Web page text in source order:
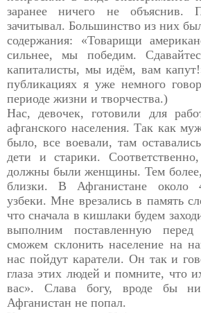
заранее ничего не объяснив.
зачитывал. Большинство из них
содержания: «Товарищи
сильнее, мы победим.
капиталисты, мы идём, вам
публикациях я уже немного
периоде жизни и творчества.)
Нас, девочек, готовили для
афганского населения. Так как
было, все воевали, там
дети и старики.
должны были женщины. Тем
близки. В Афганистане около
узбеки. Мне врезались в память
что сначала в кишлаки будем
выполним поставленную
сможем склонить население на
нас пойдут каратели. Он так и
глаза этих людей и помните, что
вас». Слава богу, вроде бы
Афганистан не попал.